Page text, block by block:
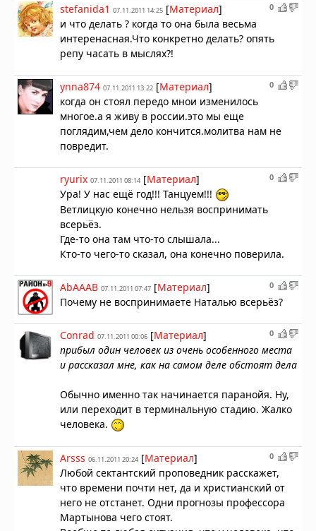
0
stefanida1 07.11.2011 14:25 [Материал]
и что делать ? когда то она была весьма
интеренасная.Что конкретно делать? опять
репу часать в мыслях?!
0
ynna874 07.11.2011 13:22 [Материал]
когда он стоял передо мнои изменилось
многое.а я живу в россии.это мы еще
поглядим,чем дело кончится.молитва нам не
повредит.
0
ryurix 07.11.2011 08:14 [Материал]
Ура! У нас ещё год!!! Танцуем!!!
Ветлицкую конечно нельзя воспринимать
всерьёз.
Где-то она там что-то слышала...
Кто-то чего-то сказал, она конечно поверила.
0
AbAAAB 07.11.2011 07:47 [Материал]
Почему не воспринимаете Наталью всерьёз?
0
Conrad 07.11.2011 00:06 [Материал]
прибыл один человек из очень особенного места
и рассказал мне, как на самом деле обстоят дела
Обычно именно так начинается паранойя. Ну,
или переходит в терминальную стадию. Жалко
человека.
0
Arsss 06.11.2011 20:24 [Материал]
Любой сектантский проповедник расскажет,
что времени почти нет, да и христианский от
него не отстанет. Одни прогнозы профессора
Мартынова чего стоят.